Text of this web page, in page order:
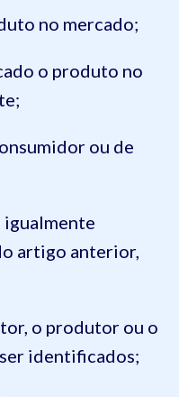
no mercado;
o produto no
ou de
igualmente
artigo anterior,
o produtor ou o
identificados;